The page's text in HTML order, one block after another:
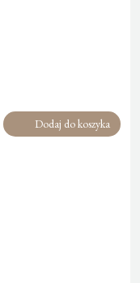
Dodaj do koszyka